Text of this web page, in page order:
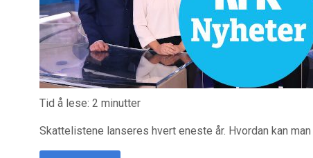
Tid å lese: 2 minutter
Skattelistene lanseres hvert eneste år. Hvordan kan man